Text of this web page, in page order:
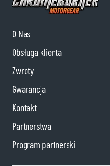
O Nas
Obsługa klienta
Zwroty
Gwarancja
Kontakt
Partnerstwa
Program partnerski